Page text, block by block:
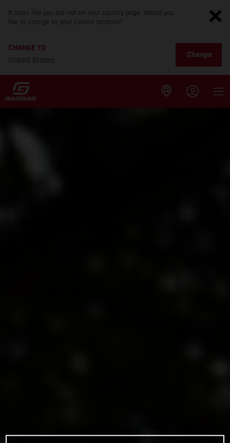
It looks like you are not on your country page. Would you
like to change to your current location?
CHANGE TO
United States
Change